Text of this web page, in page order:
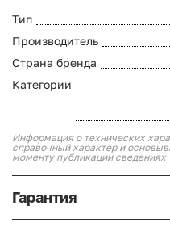
Тип
Производитель
Страна бренда
Категории
Информация о технических
справочный характер и
моменту публикации сведениях
Гарантия